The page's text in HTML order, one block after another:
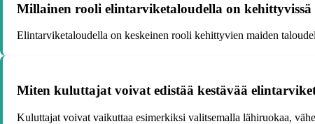
Millainen rooli elintarviketaloudella on kehittyvissä
Elintarviketaloudella on keskeinen rooli kehittyvien maiden
Miten kuluttajat voivat edistää kestävää
Kuluttajat voivat vaikuttaa esimerkiksi valitsemalla lähiruokaa,